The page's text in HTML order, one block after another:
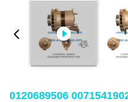
0120689506